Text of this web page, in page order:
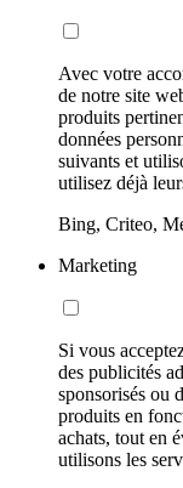
Avec votre
de notre site
produits
données
suivants et
utilisez déjà
Bing, Criteo,
Marketing
Si vous
des publicités
sponsorisés ou
produits en
achats, tout en
utilisons les